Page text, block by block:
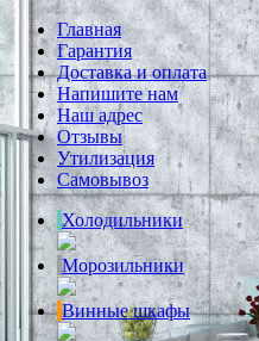
Главная
Гарантия
Доставка и оплата
Напишите нам
Наш адрес
Отзывы
Утилизация
Самовывоз
Холодильники
Морозильники
Винные шкафы